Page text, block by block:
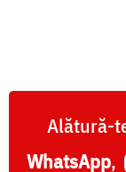
Alătură-
WhatsApp,